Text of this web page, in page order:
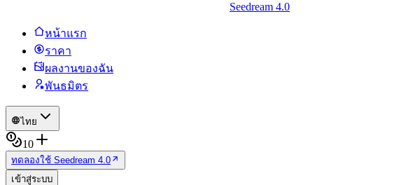
Seedream 4.0
หน้าแรก
ราคา
ผลงานของฉัน
พันธมิตร
ไทย
10
ทดลองใช้ Seedream 4.0
เข้าสู่ระบบ